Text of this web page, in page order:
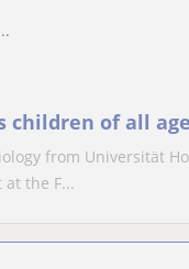
children of all age
from Universität
the F...